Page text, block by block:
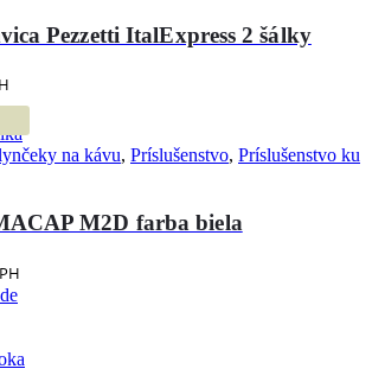
Pezzetti ItalExpress 2 šálky
na kávu, Príslušenstvo, Príslušenstvo ku
M2D farba biela